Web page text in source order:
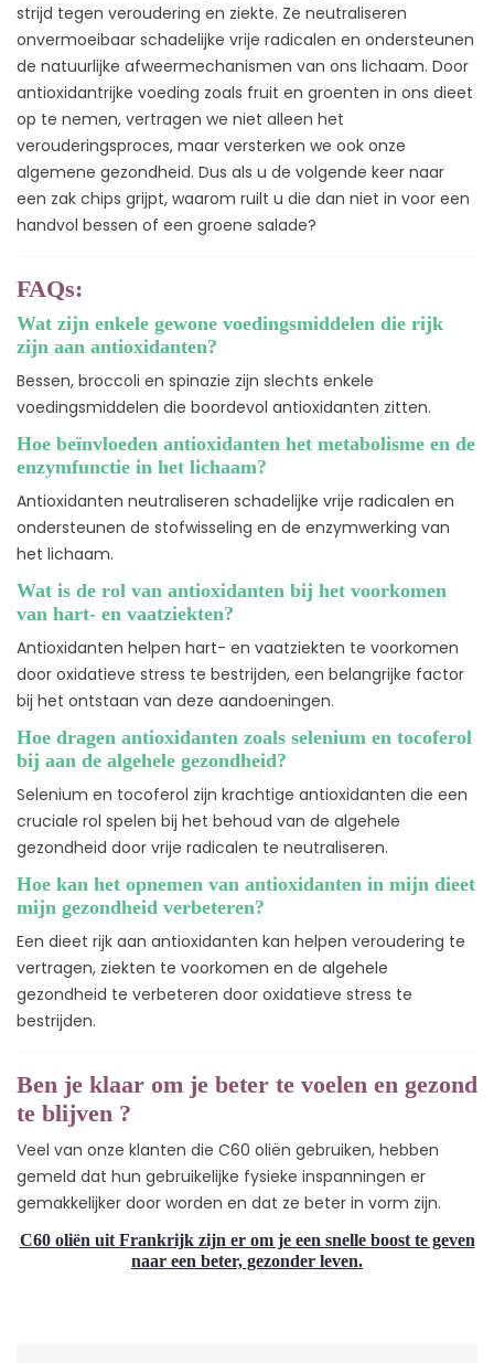
strijd tegen veroudering en ziekte. Ze neutraliseren
onvermoeibaar schadelijke vrije radicalen en ondersteunen
de natuurlijke afweermechanismen van ons lichaam. Door
antioxidantrijke voeding zoals fruit en groenten in ons dieet
op te nemen, vertragen we niet alleen het
verouderingsproces, maar versterken we ook onze
algemene gezondheid. Dus als u de volgende keer naar
een zak chips grijpt, waarom ruilt u die dan niet in voor een
handvol bessen of een groene salade?
FAQs:
Wat zijn enkele gewone voedingsmiddelen die rijk
zijn aan antioxidanten?
Bessen, broccoli en spinazie zijn slechts enkele
voedingsmiddelen die boordevol antioxidanten zitten.
Hoe beïnvloeden antioxidanten het metabolisme en de
enzymfunctie in het lichaam?
Antioxidanten neutraliseren schadelijke vrije radicalen en
ondersteunen de stofwisseling en de enzymwerking van
het lichaam.
Wat is de rol van antioxidanten bij het voorkomen
van hart- en vaatziekten?
Antioxidanten helpen hart- en vaatziekten te voorkomen
door oxidatieve stress te bestrijden, een belangrijke factor
bij het ontstaan van deze aandoeningen.
Hoe dragen antioxidanten zoals selenium en tocoferol
bij aan de algehele gezondheid?
Selenium en tocoferol zijn krachtige antioxidanten die een
cruciale rol spelen bij het behoud van de algehele
gezondheid door vrije radicalen te neutraliseren.
Hoe kan het opnemen van antioxidanten in mijn dieet
mijn gezondheid verbeteren?
Een dieet rijk aan antioxidanten kan helpen veroudering te
vertragen, ziekten te voorkomen en de algehele
gezondheid te verbeteren door oxidatieve stress te
bestrijden.
Ben je klaar om je beter te voelen en gezond
te blijven ?
Veel van onze klanten die C60 oliën gebruiken, hebben
gemeld dat hun gebruikelijke fysieke inspanningen er
gemakkelijker door worden en dat ze beter in vorm zijn.
C60 oliën uit Frankrijk zijn er om je een snelle boost te geven
naar een beter, gezonder leven.